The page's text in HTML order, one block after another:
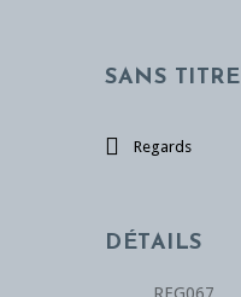
SANS TITRE
Regards
DÉTAILS